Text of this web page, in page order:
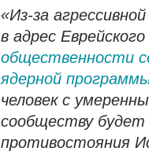
«Из-за
в адрес
общественности
ядерной
человек с
сообществу будет
противостояния